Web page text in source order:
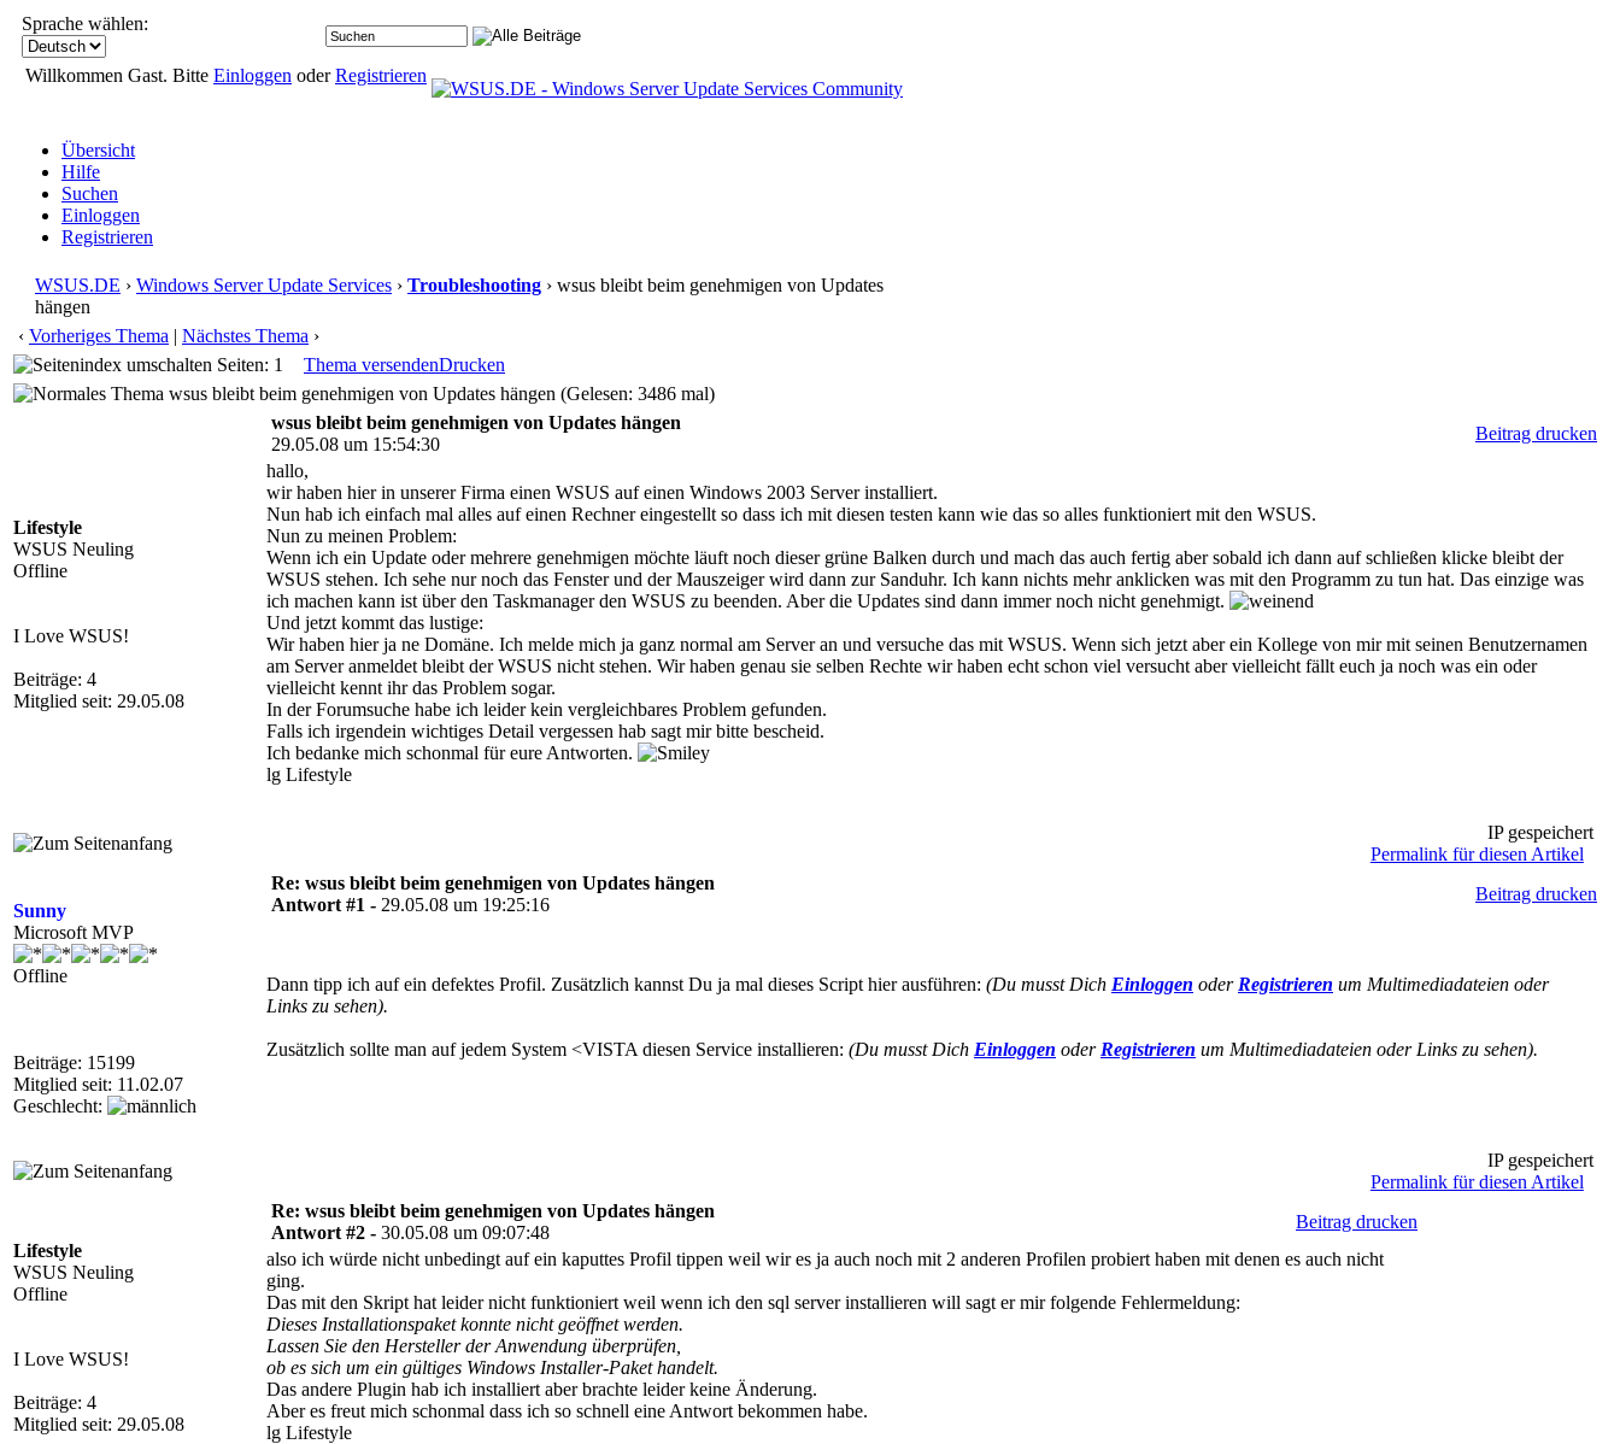
Sprache wählen:
Willkommen Gast. Bitte Einloggen oderRegistrieren
Übersicht
Hilfe
Suchen
Einloggen
Registrieren
WSUS.DE › Windows Server Update Services › Troubleshooting › wsus bleibt beim genehmigen von Updates
hängen
‹ Vorheriges Thema | Nächstes Thema ›
Seiten: 1
Thema versendenDrucken
wsus bleibt beim genehmigen von Updates hängen (Gelesen: 3486 mal)
Lifestyle
WSUS Neuling
Offline
I Love WSUS!
Beiträge: 4
Mitglied seit: 29.05.08
wsus bleibt beim genehmigen von Updates hängen
29.05.08 um 15:54:30
Beitrag drucken
hallo,
wir haben hier in unserer Firma einen WSUS auf einen Windows 2003 Server installiert.
Nun hab ich einfach mal alles auf einen Rechner eingestellt so dass ich mit diesen testen kann wie das so alles funktioniert mit den WSUS.
Nun zu meinen Problem:
Wenn ich ein Update oder mehrere genehmigen möchte läuft noch dieser grüne Balken durch und mach das auch fertig aber sobald ich dann auf schließen klicke bleibt der
WSUS stehen. Ich sehe nur noch das Fenster und der Mauszeiger wird dann zur Sanduhr. Ich kann nichts mehr anklicken was mit den Programm zu tun hat. Das einzige was
ich machen kann ist über den Taskmanager den WSUS zu beenden. Aber die Updates sind dann immer noch nicht genehmigt.
Und jetzt kommt das lustige:
Wir haben hier ja ne Domäne. Ich melde mich ja ganz normal am Server an und versuche das mit WSUS. Wenn sich jetzt aber ein Kollege von mir mit seinen Benutzernamen
am Server anmeldet bleibt der WSUS nicht stehen. Wir haben genau sie selben Rechte wir haben echt schon viel versucht aber vielleicht fällt euch ja noch was ein oder
vielleicht kennt ihr das Problem sogar.
In der Forumsuche habe ich leider kein vergleichbares Problem gefunden.
Falls ich irgendein wichtiges Detail vergessen hab sagt mir bitte bescheid.
Ich bedanke mich schonmal für eure Antworten.
lg Lifestyle
IP gespeichert
Permalink für diesen Artikel
Sunny
Microsoft MVP
Offline
Beiträge: 15199
Mitglied seit: 11.02.07
Geschlecht:
Re: wsus bleibt beim genehmigen von Updates hängen
Antwort #1 - 29.05.08 um 19:25:16
Beitrag drucken
Dann tipp ich auf ein defektes Profil. Zusätzlich kannst Du ja mal dieses Script hier ausführen: (Du musst Dich Einloggen oder Registrieren um Multimediadateien oder
Links zu sehen).
Zusätzlich sollte man auf jedem System <VISTA diesen Service installieren: (Du musst Dich Einloggen oder Registrieren um Multimediadateien oder Links zu sehen).
IP gespeichert
Permalink für diesen Artikel
Lifestyle
WSUS Neuling
Offline
I Love WSUS!
Beiträge: 4
Mitglied seit: 29.05.08
Re: wsus bleibt beim genehmigen von Updates hängen
Antwort #2 - 30.05.08 um 09:07:48
Beitrag drucken
also ich würde nicht unbedingt auf ein kaputtes Profil tippen weil wir es ja auch noch mit 2 anderen Profilen probiert haben mit denen es auch nicht
ging.
Das mit den Skript hat leider nicht funktioniert weil wenn ich den sql server installieren will sagt er mir folgende Fehlermeldung:
Dieses Installationspaket konnte nicht geöffnet werden.
Lassen Sie den Hersteller der Anwendung überprüfen,
ob es sich um ein gültiges Windows Installer-Paket handelt.
Das andere Plugin hab ich installiert aber brachte leider keine Änderung.
Aber es freut mich schonmal dass ich so schnell eine Antwort bekommen habe.
lg Lifestyle